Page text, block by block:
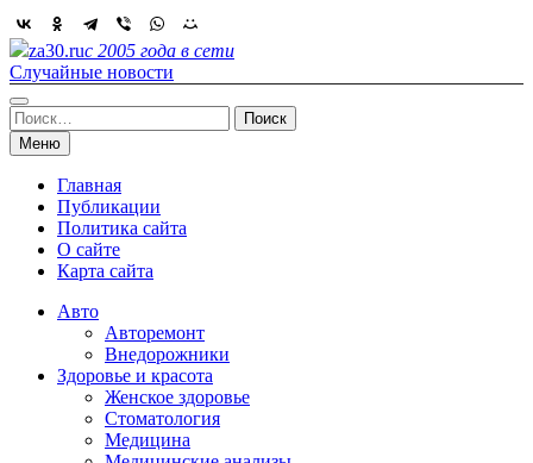
Skip
to
content
za30.ruс 2005 года в сети
Случайные новости
Найти:
Меню
Главная
Публикации
Политика сайта
О сайте
Карта сайта
Авто
Авторемонт
Внедорожники
Здоровье и красота
Женское здоровье
Стоматология
Медицина